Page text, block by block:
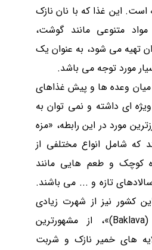
است. این غذا که با نان نازک
متنوعی مانند گوشت،
تهیه می ‌شود، به عنوان یک
مورد توجه می باشد.
وعده ها و پیش غذاهای
ای داشته و نمی توان به
مورد در این رابطه، «مزه
که شامل انواع مختلفی از
کوچک و طعم هایی مانند
تازه و ... می باشند.
کشور نیز از شهرت زیادی
(
Baklava)»، از مشهورترین
های خمیر نازک و شربت